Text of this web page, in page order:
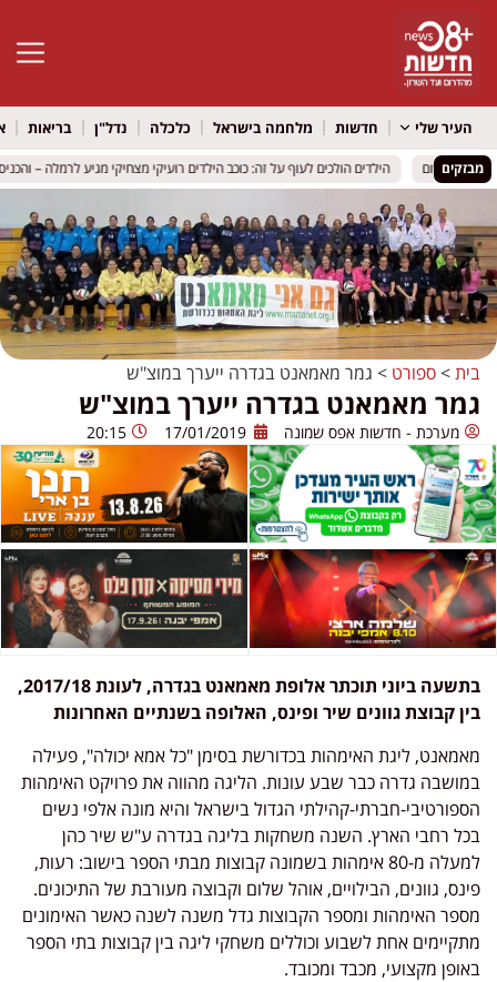
פתח
העיר שלי חדשות מלחמה בישראל כלכלה נדל"ן בריאות
מבזקים
אישום
אישום הילדים הולכים לעוף על זה: כוכב הילדים רועיקי מצחיקי מגיע לרמלה –
הילדים הולכים לעוף על זה: כוכב הילדים רועיקי מצחיקי מגיע לרמלה –
בית>ספורט > גמר מאמאנט בגדרה ייערך במוצ"ש
גמר מאמאנט בגדרה ייערך במוצ"ש
מערכת - חדשות אפס שמונה 17/01/2019
20:15
בתשעה ביוני תוכתר אלופת מאמאנט בגדרה, לעונת 2017/18,
בין קבוצת גוונים שיר ופינס, האלופה בשנתיים האחרונות
מאמאנט, ליגת האימהות בכדורשת בסימן "כל אמא יכולה", פעילה
במושבה גדרה כבר שבע עונות. הליגה מהווה את פרויקט האימהות
הספורטיבי-חברתי-קהילתי הגדול בישראל והיא מונה אלפי נשים
בכל רחבי הארץ. השנה משחקות בליגה בגדרה ע"ש שיר כהן
למעלה מ-80 אימהות בשמונה קבוצות מבתי הספר בישוב: רעות,
פינס, גוונים, הבילויים, אוהל שלום וקבוצה מעורבת של התיכונים.
מספר האימהות ומספר הקבוצות גדל משנה לשנה כאשר האימונים
מתקיימים אחת לשבוע וכוללים משחקי ליגה בין קבוצות בתי הספר
באופן מקצועי, מכבד ומכובד.